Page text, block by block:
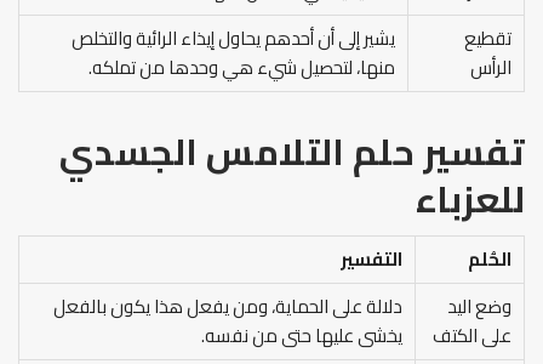
تقطيع
الرأس
يشير إلى أن أحدهم يحاول إيذاء الرائية والتخلص
منها، لتحصيل شيء هي وحدها من تملكه.
تفسير حلم التلامس الجسدي
للعزباء
الحُلم
التفسير
وضع اليد
على الكتف
دلالة على الحماية، ومن يفعل هذا يكون بالفعل
يخشى عليها حتى من نفسه.